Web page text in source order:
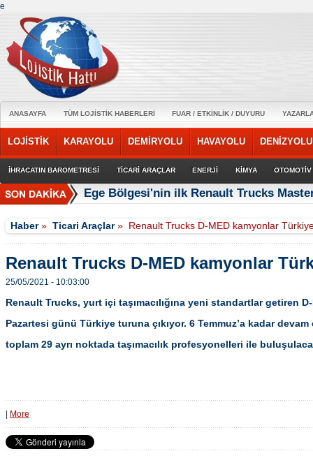
e
ANASAYFA TÜM LOJİSTİK HABERLERİ FUAR / ETKİNLİK / DUYURU
LOJİSTİK KARAYOLU DEMİRYOLU HAVAYOLU DENİZYOLU
İHRACATIN BAROMETRESİ TİCARİ ARAÇLAR ENERJİ KİMYA OTOMOTİV
Ege Bölgesi'nin ilk Renault Trucks
Haber»Ticari Araçlar» Renault Trucks D-MED kamyonlar
Renault Trucks D-MED kamyonlar
25/05/2021 - 10:03:00
Renault Trucks, yurt içi taşımacılığına yeni standartlar getiren
Pazartesi günü Türkiye turuna çıkıyor. 6 Temmuz’a kadar
toplam 29 ayrı noktada taşımacılık profesyonelleri ile
More